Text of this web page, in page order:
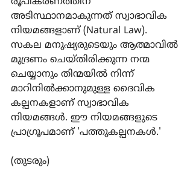
അടിസ്ഥാനമാകുന്നത് സ്വാഭാവിക
നിയമങ്ങളാണ് (Natural Law).
സകല മനുഷ്യരുടെയും ആത്മാവില്‍
മുദ്രണം ചെയ്തിരിക്കുന്ന നന്മ
ചെയ്യാനും തിന്മയില്‍ നിന്ന്
മാറിനില്‍ക്കാനുമുള്ള ദൈവിക
കല്പനകളാണ് സ്വാഭാവിക
നിയമങ്ങള്‍. ഈ നിയമങ്ങളുടെ
പ്രാഗ്രൂപമാണ് 'പത്തുകല്പനകള്‍.'
(തുടരും)